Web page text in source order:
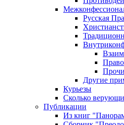
Русская
Другие
Курьезы
Сколько
Публикации
Из книг